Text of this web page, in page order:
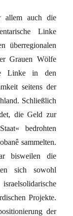
allem auch die
Linke
überregionalen
Grauen Wölfe
Linke in den
seitens der
Schließlich
die Geld zur
bedrohten
sammelten.
bisweilen die
sich sowohl
Projekte.
der